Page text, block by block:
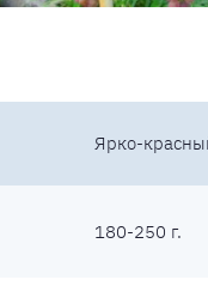
Ярко-
180-250 г.